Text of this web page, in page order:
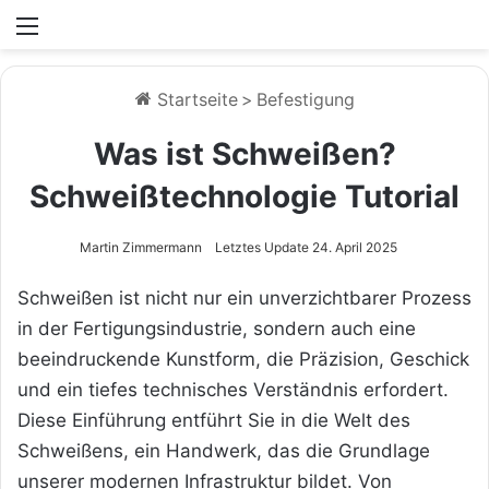
Startseite > Befestigung
Was ist Schweißen?
Schweißtechnologie Tutorial
Martin Zimmermann Letztes Update 24. April 2025
Schweißen ist nicht nur ein unverzichtbarer Prozess
in der Fertigungsindustrie, sondern auch eine
beeindruckende Kunstform, die Präzision, Geschick
und ein tiefes technisches Verständnis erfordert.
Diese Einführung entführt Sie in die Welt des
Schweißens, ein Handwerk, das die Grundlage
unserer modernen Infrastruktur bildet. Von